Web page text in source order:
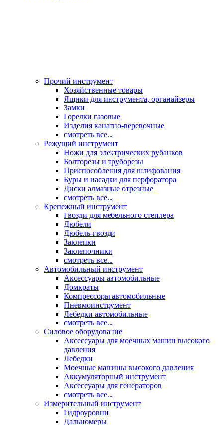
Прочий инструмент
Хозяйственные товары
Ящики для инструмента, органайзеры
Замки
Горелки газовые
Изделия канатно-веревочные
смотреть все...
Режущий инструмент
Ножи для электрических рубанков
Болторезы и труборезы
Приспособления для шлифования
Буры и насадки для перфоратора
Диски алмазные отрезные
смотреть все...
Крепежный инструмент
Гвозди для мебельного степлера
Дюбели
Дюбель-гвозди
Заклепки
Заклепочники
смотреть все...
Автомобильный инструмент
Аксессуары автомобильные
Домкраты
Компрессоры автомобильные
Пневмоинструмент
Лебедки автомобильные
смотреть все...
Силовое оборудование
Аксессуары для моечных машин высокого
давления
Лебедки
Моечные машины высокого давления
Аккумуляторный инструмент
Аксессуары для генераторов
смотреть все...
Измерительный инструмент
Гидроуровни
Дальномеры